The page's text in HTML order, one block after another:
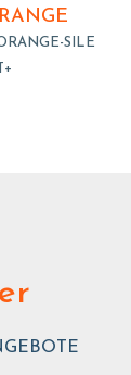
SILE